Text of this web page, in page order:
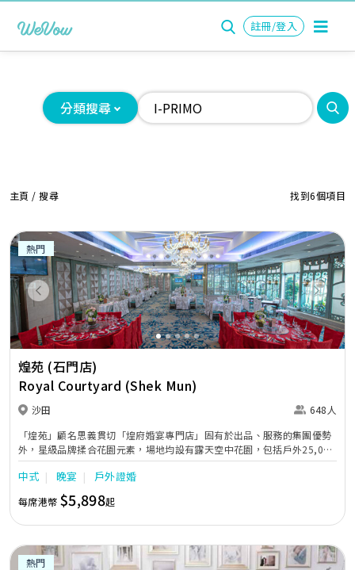
註冊/登入
分類搜尋
主頁 / 搜尋 找到6個項目
Previous Next
煌苑 (石門店)
Royal Courtyard (Shek Mun)
沙田
648人
「煌苑」顧名思義貫切「煌府婚宴專門店」固有於出品、服務的集團優勢
外，星級品牌揉合花園元素，場地均設有露天空中花園，包括戶外25,000
呎空中證婚花園，讓新人盡享戶外室內的不同婚嫁體驗。宴會廳樓高16
呎，閃耀法國水晶燈飾，氣派非凡，更設450吋巨型LED高清大電視及高
科技數碼環迴立體音響。
中式 晚宴 戶外證婚
每席港幣 $5,898起
熱門
熱門